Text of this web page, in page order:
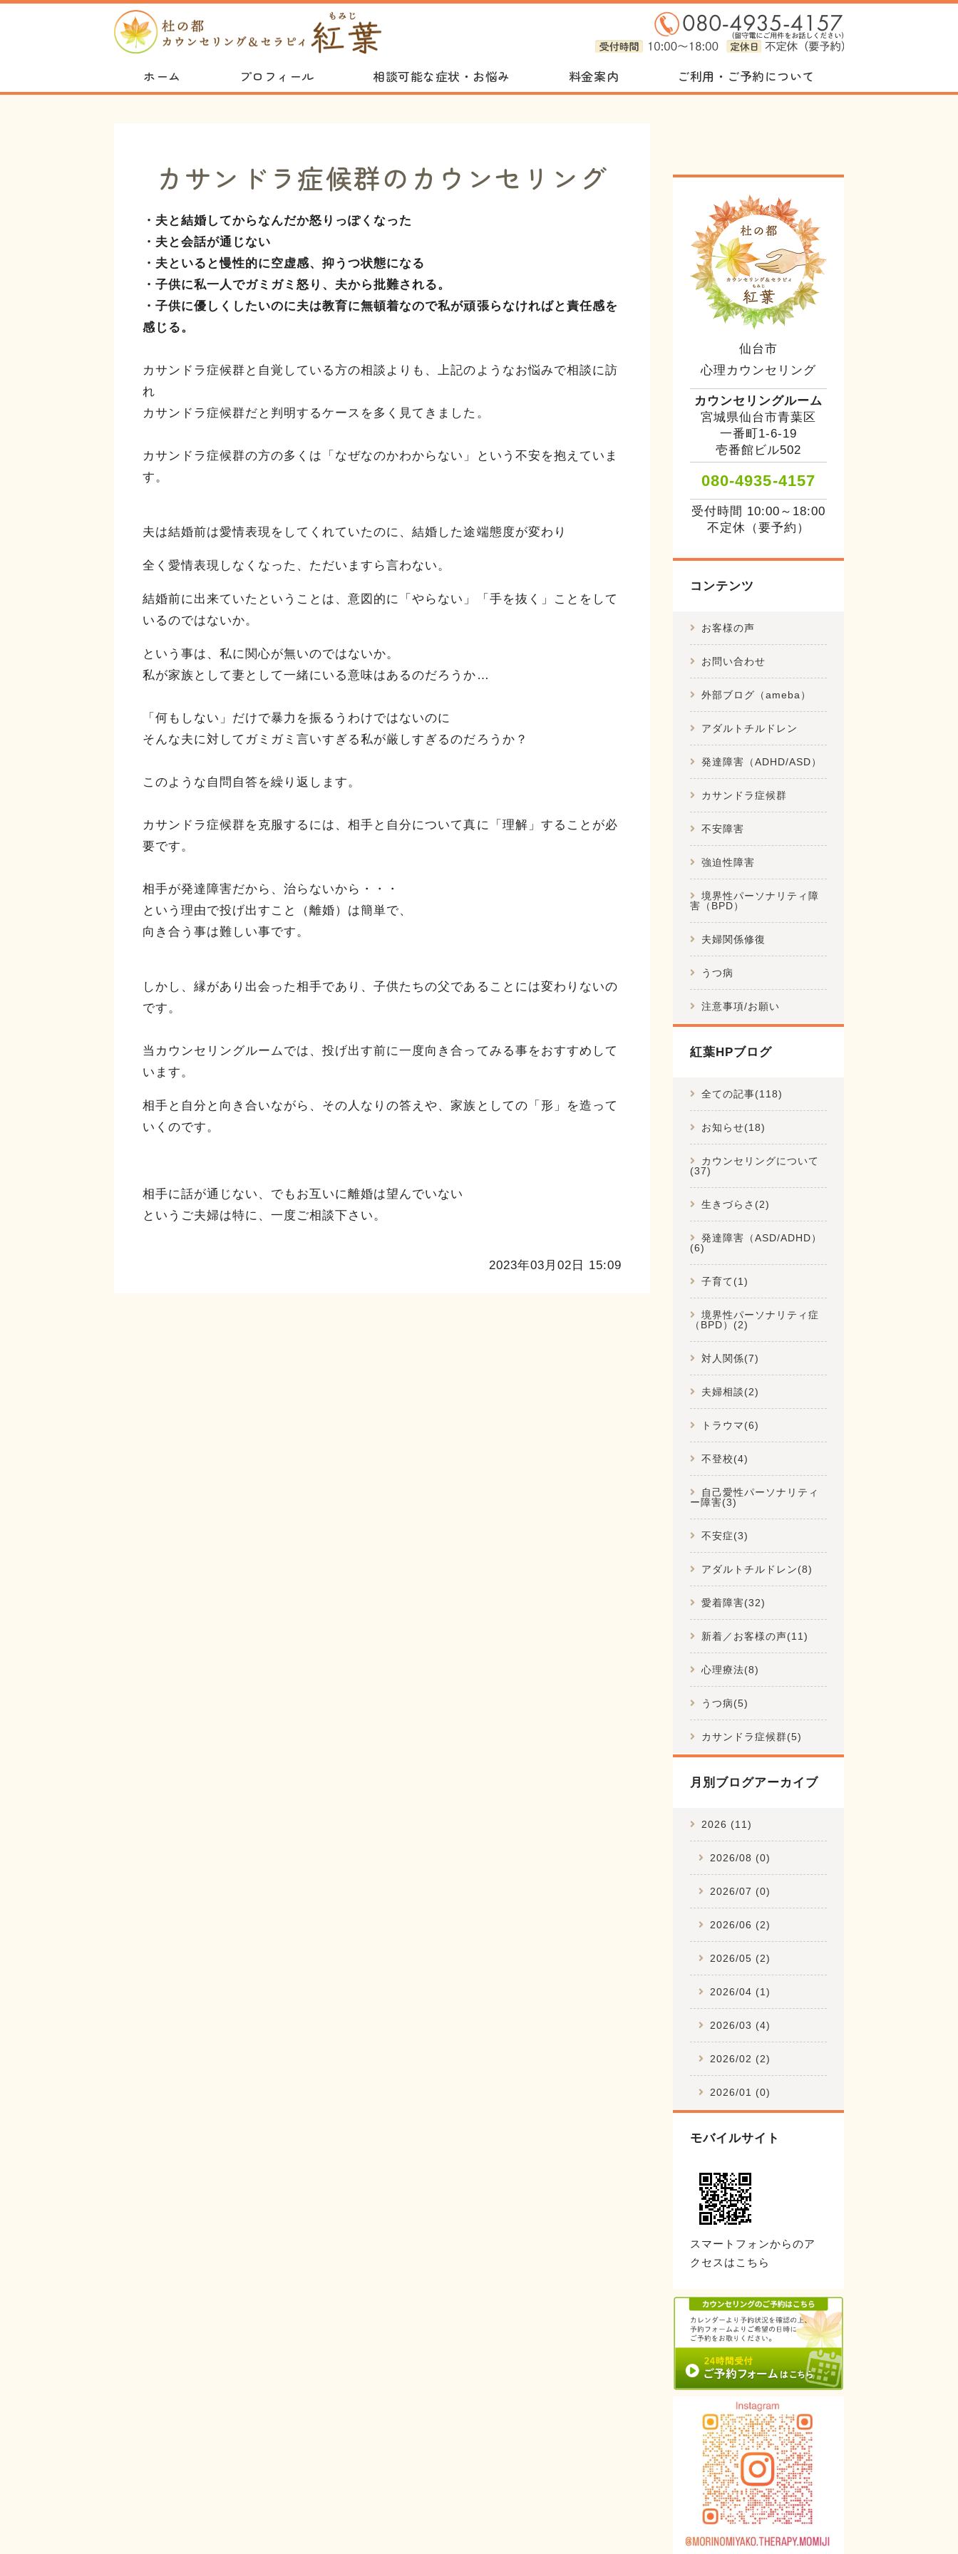
杜の都カウンセリング&セラピィ 紅葉（もみじ）｜仙台の
ホーム プロフィール 相談可能な症状・お悩み 料金案内 ご利用・ご予約について
カサンドラ症候群のカウンセリング
・夫と結婚してからなんだか怒りっぽくなった
・夫と会話が通じない
・夫といると慢性的に空虚感、抑うつ状態になる
・子供に私一人でガミガミ怒り、夫から批難される。
・子供に優しくしたいのに夫は教育に無頓着なので私が頑張らなければと責任感を
感じる。
カサンドラ症候群と自覚している方の相談よりも、上記のようなお悩みで相談に訪
れ
カサンドラ症候群だと判明するケースを多く見てきました。
カサンドラ症候群の方の多くは「なぜなのかわからない」という不安を抱えていま
す。
夫は結婚前は愛情表現をしてくれていたのに、結婚した途端態度が変わり
全く愛情表現しなくなった、ただいますら言わない。
結婚前に出来ていたということは、意図的に「やらない」「手を抜く」ことをして
いるのではないか。
という事は、私に関心が無いのではないか。
私が家族として妻として一緒にいる意味はあるのだろうか…
「何もしない」だけで暴力を振るうわけではないのに
そんな夫に対してガミガミ言いすぎる私が厳しすぎるのだろうか？
このような自問自答を繰り返します。
カサンドラ症候群を克服するには、相手と自分について真に「理解」することが必
要です。
相手が発達障害だから、治らないから・・・
という理由で投げ出すこと（離婚）は簡単で、
向き合う事は難しい事です。
しかし、縁があり出会った相手であり、子供たちの父であることには変わりないの
です。
当カウンセリングルームでは、投げ出す前に一度向き合ってみる事をおすすめして
います。
相手と自分と向き合いながら、その人なりの答えや、家族としての「形」を造って
いくのです。
相手に話が通じない、でもお互いに離婚は望んでいない
というご夫婦は特に、一度ご相談下さい。
2023年03月02日 15:09
仙台市
心理カウンセリング
カウンセリングルーム
宮城県仙台市青葉区
一番町1-6-19
壱番館ビル502
080-4935-4157
受付時間 10:00～18:00
不定休（要予約）
コンテンツ
お客様の声
お問い合わせ
外部ブログ（ameba）
アダルトチルドレン
発達障害（ADHD/ASD）
カサンドラ症候群
不安障害
強迫性障害
境界性パーソナリティ障
害（BPD）
夫婦関係修復
うつ病
注意事項/お願い
紅葉HPブログ
全ての記事(118)
お知らせ(18)
カウンセリングについて
(37)
生きづらさ(2)
発達障害（ASD/ADHD）
(6)
子育て(1)
境界性パーソナリティ症
（BPD）(2)
対人関係(7)
夫婦相談(2)
トラウマ(6)
不登校(4)
自己愛性パーソナリティ
ー障害(3)
不安症(3)
アダルトチルドレン(8)
愛着障害(32)
新着／お客様の声(11)
心理療法(8)
うつ病(5)
カサンドラ症候群(5)
月別ブログアーカイブ
2026 (11)
2026/08 (0)
2026/07 (0)
2026/06 (2)
2026/05 (2)
2026/04 (1)
2026/03 (4)
2026/02 (2)
2026/01 (0)
モバイルサイト
スマートフォンからのア
クセスはこちら